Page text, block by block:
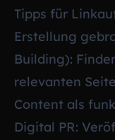
Tipps für
Erstellung
Building):
relevanten
Content als
Digital PR: